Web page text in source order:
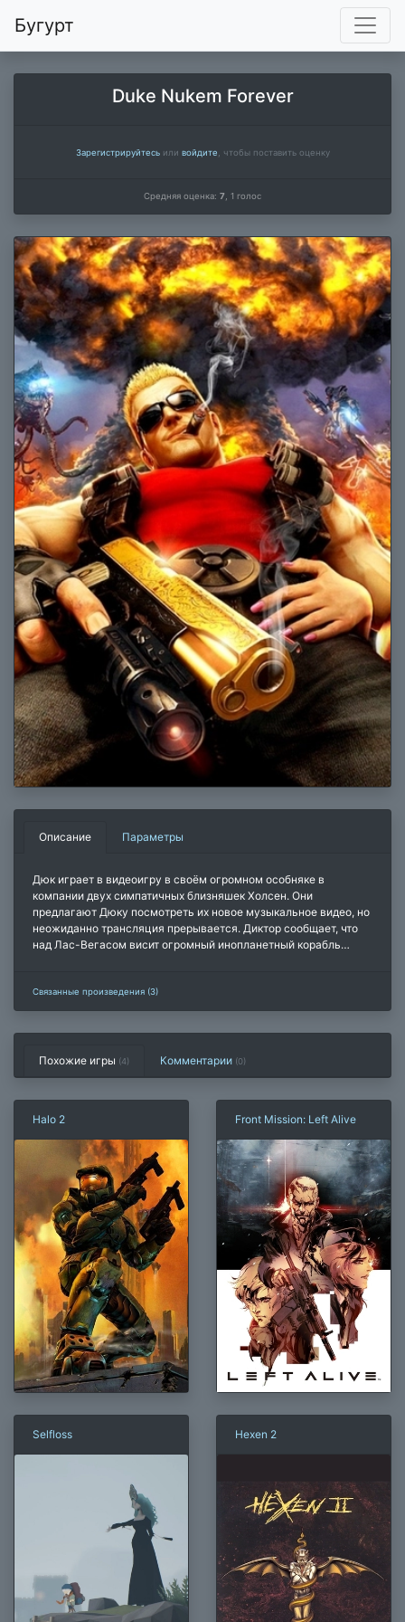
Бугурт
Duke Nukem Forever
Зарегистрируйтесьили войдите , чтобы поставить оценку
Средняя оценка: 7 1 голос
Описание Параметры
Дюк играет в видеоигру в своём огромном особняке в
компании двух симпатичных близняшек Холсен. Они
предлагают Дюку посмотреть их новое музыкальное видео, но
неожиданно трансляция прерывается. Диктор сообщает, что
над Лас-Вегасом висит огромный инопланетный корабль…
Связанные произведения (3)
Похожие игры (4) Комментарии (0)
Halo 2 Front Mission: Left Alive
Selfloss Hexen 2